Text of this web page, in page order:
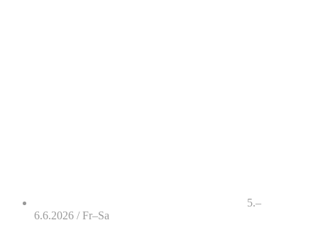
5.–
6.6.2026 / Fr–Sa